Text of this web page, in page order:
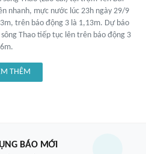
nhanh, mực nước lúc 23h ngày 29/9
trên báo động 3 là 1,13m. Dự báo
Thao tiếp tục lên trên báo động 3
THÊM
BÁO MỚI